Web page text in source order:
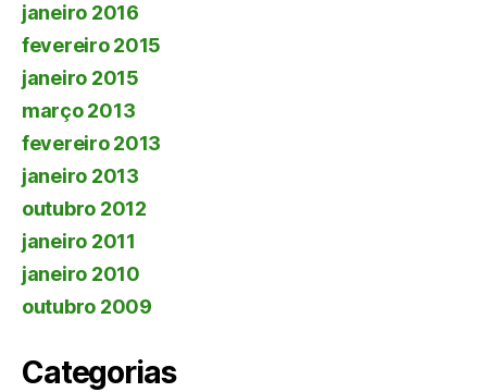
janeiro 2016
fevereiro 2015
janeiro 2015
março 2013
fevereiro 2013
janeiro 2013
outubro 2012
janeiro 2011
janeiro 2010
outubro 2009
Categorias